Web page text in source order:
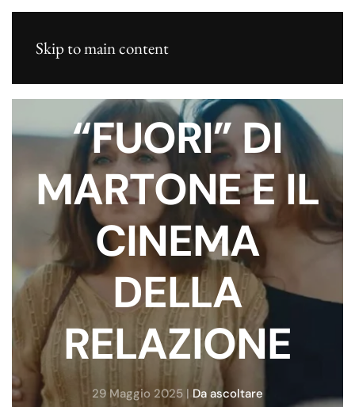
Skip to main content
“FUORI” DI
MARTONE E IL
CINEMA
DELLA
RELAZIONE
29 Maggio 2025 | Da ascoltare